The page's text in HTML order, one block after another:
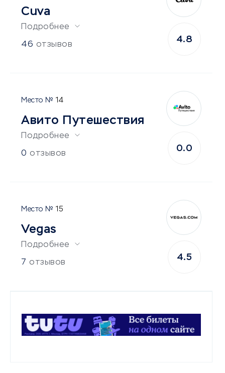
Cuva
Подробнее
46 отзывов
4.8
14
Авито Путешествия
Подробнее
0 отзывов
0.0
15
Vegas
Подробнее
7 отзывов
4.5